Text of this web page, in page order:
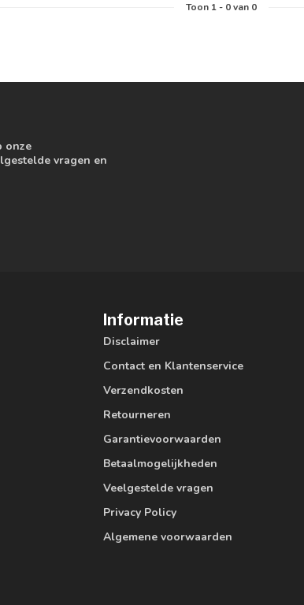
Toon 1- 0van 0
onze
vragen en
Informatie
Disclaimer
Contact en Klantenservice
Verzendkosten
Retourneren
Garantievoorwaarden
Betaalmogelijkheden
Veelgestelde vragen
Privacy Policy
Algemene voorwaarden